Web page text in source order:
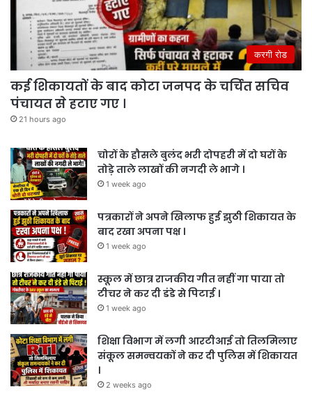
करगी रोड
कई शिकायतों के बाद कोटा जनपद के चर्चित सचिव
पंचायत से हटाए गए ।
21 hours ago
चोरों के हौसले बुलंद भरी दोपहरी में दो घरों के
तोड़े ताले लाखों की नगदी ले भागे ।
1 week ago
पत्रकारों ने अपने खिलाफ हुई झुठी शिकायत के
बाद रखा अपना पक्ष ।
1 week ago
स्कूल में छात्र राजकीय गीत नहीं गा पाया तो
टीचर ने कर दी डंडे से पिटाई ।
1 week ago
शिक्षा विभाग में लगी आरटीआई तो तिलमिलाए
संकूल समन्वयकों ने कर दी पुलिस में शिकायत
।
2 weeks ago